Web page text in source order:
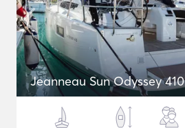
Jeanneau Sun Odyssey 410